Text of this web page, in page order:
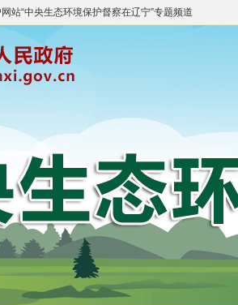
站“中央生态环境保护督察在辽宁”专题频道